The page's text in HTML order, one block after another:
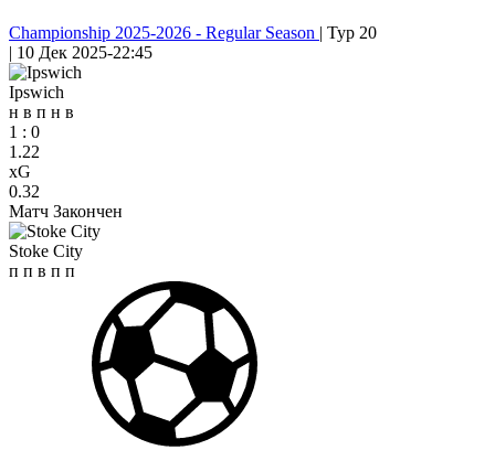
Championship 2025-2026 - Regular Season | Тур 20
| 10 Дек 2025-22:45
Ipswich
н в п н в
1 : 0
1.22
xG
0.32
Матч Закончен
Stoke City
п п в п п